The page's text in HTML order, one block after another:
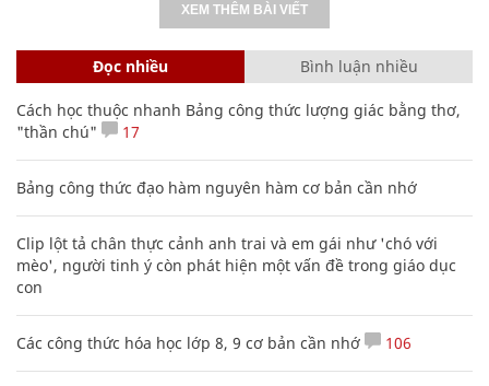
XEM THÊM BÀI VIẾT
Đọc nhiều Bình luận nhiều
Cách học thuộc nhanh Bảng công thức lượng giác bằng thơ,
"thần chú"
17
Bảng công thức đạo hàm nguyên hàm cơ bản cần nhớ
Clip lột tả chân thực cảnh anh trai và em gái như 'chó với
mèo', người tinh ý còn phát hiện một vấn đề trong giáo dục
con
Các công thức hóa học lớp 8, 9 cơ bản cần nhớ 106